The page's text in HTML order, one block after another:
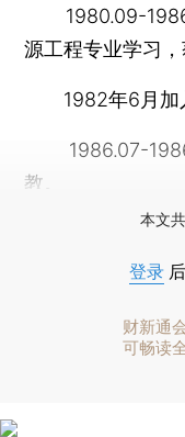
1980.09-
源工程专业学习，
1982年6月加
1986.07-
教。
本文
登录
财新通
可畅读